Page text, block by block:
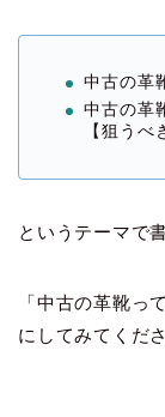
中古の革
中古の革
【狙うべ
というテーマで
「中古の革靴っ
にしてみてくださ